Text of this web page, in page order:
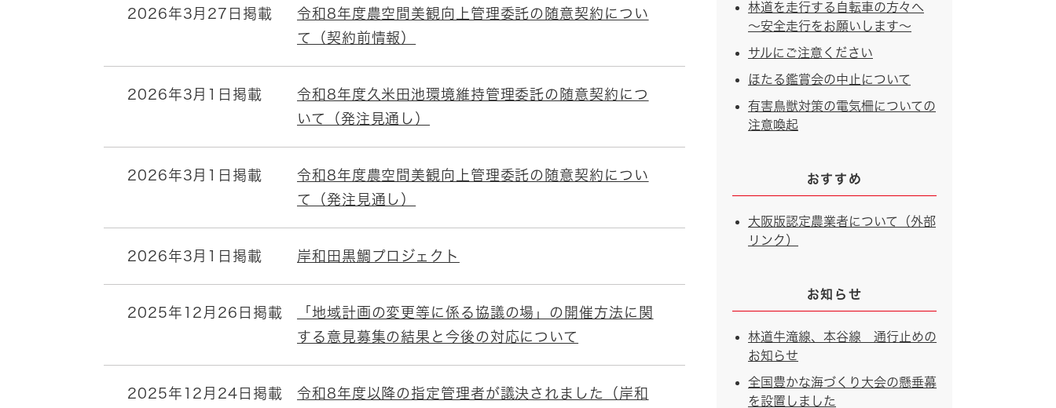
2026年3月27日掲載
令和8年度農空間美観向上管理委託の随意契約につい
て（契約前情報）
2026年3月1日掲載
令和8年度久米田池環境維持管理委託の随意契約につ
いて（発注見通し）
2026年3月1日掲載
令和8年度農空間美観向上管理委託の随意契約につい
て（発注見通し）
2026年3月1日掲載 岸和田黒鯛プロジェクト
2025年12月26日掲載
「地域計画の変更等に係る協議の場」の開催方法に関
する意見募集の結果と今後の対応について
2025年12月24日掲載
令和8年度以降の指定管理者が議決されました（岸和
林道を走行する自転車の方々へ
～安全走行をお願いします～
サルにご注意ください
ほたる鑑賞会の中止について
有害鳥獣対策の電気柵についての
注意喚起
おすすめ
大阪版認定農業者について（外部
リンク）
お知らせ
林道牛滝線、本谷線 通行止めの
お知らせ
全国豊かな海づくり大会の懸垂幕
を設置しました